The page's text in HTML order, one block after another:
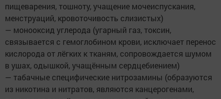
пищеварения, тошноту, учащение мочеиспускания,
менструаций, кровоточивость слизистых)
— монооксид углерода (угарный газ, токсин,
связывается с гемоглобином крови, исключает перенос
кислорода от лёгких к тканям, сопровождается шумом
в ушах, одышкой, учащённым сердцебиением)
— табачные специфические нитрозамины (образуются
из никотина и нитратов, являются канцерогенами,